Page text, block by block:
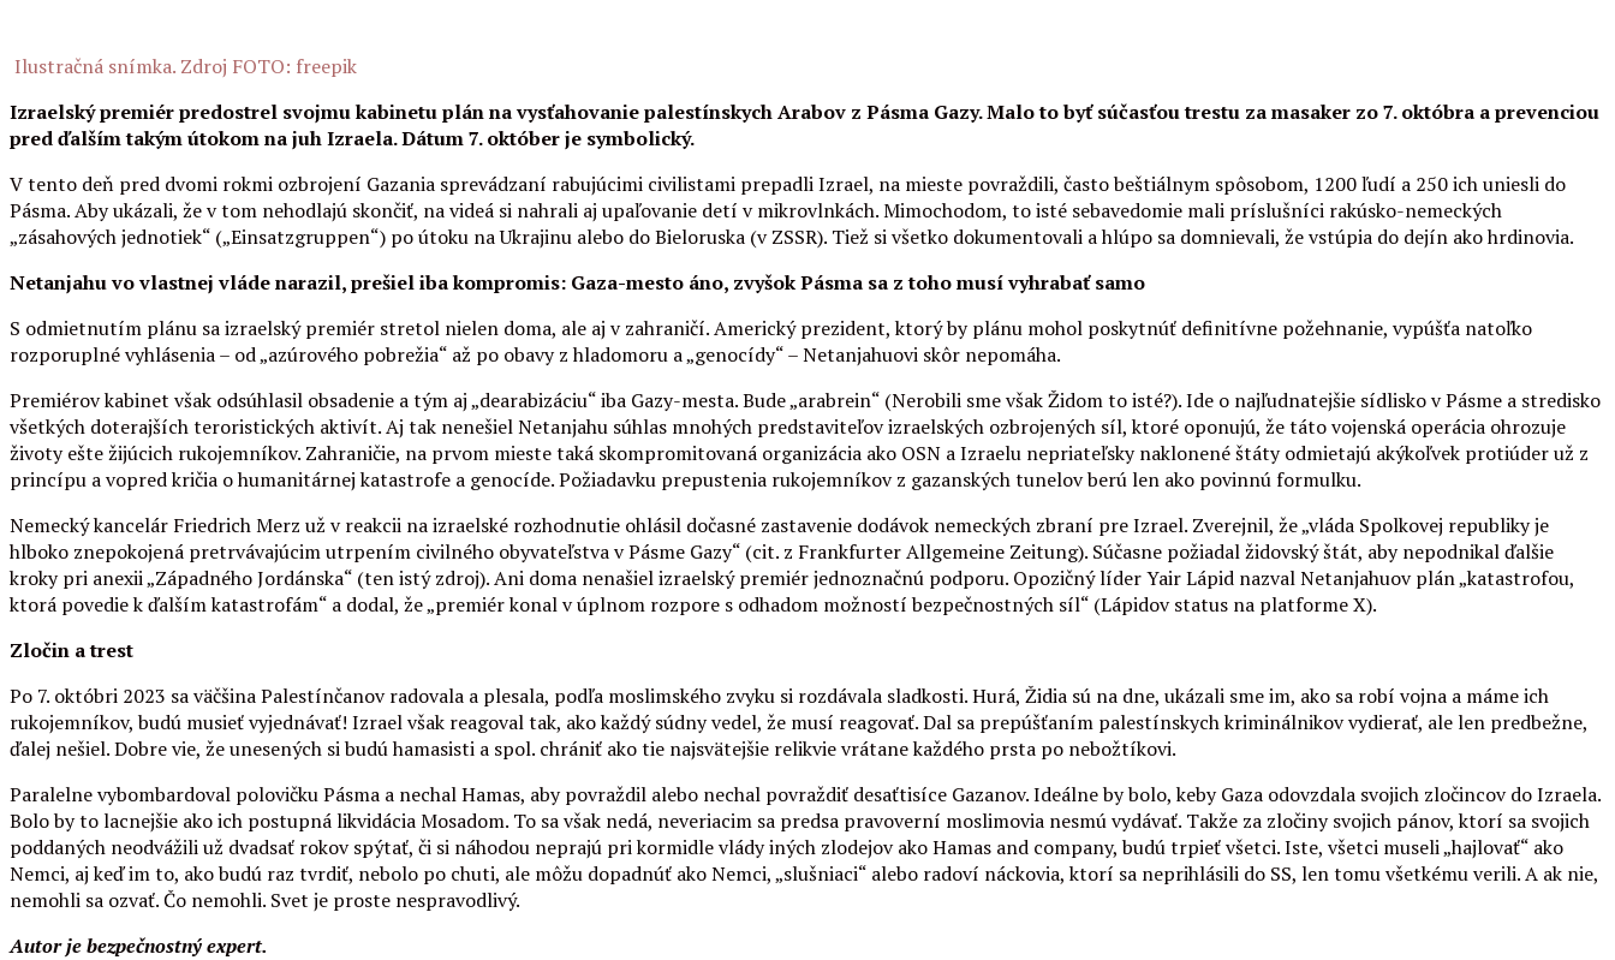
Ilustračná snímka. Zdroj FOTO: freepik
Izraelský premiér predostrel svojmu kabinetu plán na vysťahovanie palestínskych Arabov z Pásma Gazy. Malo to byť súčasťou trestu za masaker zo 7. októbra a prevenciou
pred ďalším takým útokom na juh Izraela. Dátum 7. október je symbolický.
V tento deň pred dvomi rokmi ozbrojení Gazania sprevádzaní rabujúcimi civilistami prepadli Izrael, na mieste povraždili, často beštiálnym spôsobom, 1200 ľudí a 250 ich uniesli do
Pásma. Aby ukázali, že v tom nehodlajú skončiť, na videá si nahrali aj upaľovanie detí v mikrovlnkách. Mimochodom, to isté sebavedomie mali príslušníci rakúsko-nemeckých
„zásahových jednotiek“ („Einsatzgruppen“) po útoku na Ukrajinu alebo do Bieloruska (v ZSSR). Tiež si všetko dokumentovali a hlúpo sa domnievali, že vstúpia do dejín ako hrdinovia.
Netanjahu vo vlastnej vláde narazil, prešiel iba kompromis: Gaza-mesto áno, zvyšok Pásma sa z toho musí vyhrabať samo
S odmietnutím plánu sa izraelský premiér stretol nielen doma, ale aj v zahraničí. Americký prezident, ktorý by plánu mohol poskytnúť definitívne požehnanie, vypúšťa natoľko
rozporuplné vyhlásenia – od „azúrového pobrežia“ až po obavy z hladomoru a „genocídy“ – Netanjahuovi skôr nepomáha.
Premiérov kabinet však odsúhlasil obsadenie a tým aj „dearabizáciu“ iba Gazy-mesta. Bude „arabrein“ (Nerobili sme však Židom to isté?). Ide o najľudnatejšie sídlisko v Pásme a stredisko
všetkých doterajších teroristických aktivít. Aj tak nenešiel Netanjahu súhlas mnohých predstaviteľov izraelských ozbrojených síl, ktoré oponujú, že táto vojenská operácia ohrozuje
životy ešte žijúcich rukojemníkov. Zahraničie, na prvom mieste taká skompromitovaná organizácia ako OSN a Izraelu nepriateľsky naklonené štáty odmietajú akýkoľvek protiúder už z
princípu a vopred kričia o humanitárnej katastrofe a genocíde. Požiadavku prepustenia rukojemníkov z gazanských tunelov berú len ako povinnú formulku.
Nemecký kancelár Friedrich Merz už v reakcii na izraelské rozhodnutie ohlásil dočasné zastavenie dodávok nemeckých zbraní pre Izrael. Zverejnil, že „vláda Spolkovej republiky je
hlboko znepokojená pretrvávajúcim utrpením civilného obyvateľstva v Pásme Gazy“ (cit. z Frankfurter Allgemeine Zeitung). Súčasne požiadal židovský štát, aby nepodnikal ďalšie
kroky pri anexii „Západného Jordánska“ (ten istý zdroj). Ani doma nenašiel izraelský premiér jednoznačnú podporu. Opozičný líder Yair Lápid nazval Netanjahuov plán „katastrofou,
ktorá povedie k ďalším katastrofám“ a dodal, že „premiér konal v úplnom rozpore s odhadom možností bezpečnostných síl“ (Lápidov status na platforme X).
Zločin a trest
Po 7. októbri 2023 sa väčšina Palestínčanov radovala a plesala, podľa moslimského zvyku si rozdávala sladkosti. Hurá, Židia sú na dne, ukázali sme im, ako sa robí vojna a máme ich
rukojemníkov, budú musieť vyjednávať! Izrael však reagoval tak, ako každý súdny vedel, že musí reagovať. Dal sa prepúšťaním palestínskych kriminálnikov vydierať, ale len predbežne,
ďalej nešiel. Dobre vie, že unesených si budú hamasisti a spol. chrániť ako tie najsvätejšie relikvie vrátane každého prsta po nebožtíkovi.
Paralelne vybombardoval polovičku Pásma a nechal Hamas, aby povraždil alebo nechal povraždiť desaťtisíce Gazanov. Ideálne by bolo, keby Gaza odovzdala svojich zločincov do Izraela.
Bolo by to lacnejšie ako ich postupná likvidácia Mosadom. To sa však nedá, neveriacim sa predsa pravoverní moslimovia nesmú vydávať. Takže za zločiny svojich pánov, ktorí sa svojich
poddaných neodvážili už dvadsať rokov spýtať, či si náhodou neprajú pri kormidle vlády iných zlodejov ako Hamas and company, budú trpieť všetci. Iste, všetci museli „hajlovať“ ako
Nemci, aj keď im to, ako budú raz tvrdiť, nebolo po chuti, ale môžu dopadnúť ako Nemci, „slušniaci“ alebo radoví náckovia, ktorí sa neprihlásili do SS, len tomu všetkému verili. A ak nie,
nemohli sa ozvať. Čo nemohli. Svet je proste nespravodlivý.
Autor je bezpečnostný expert.